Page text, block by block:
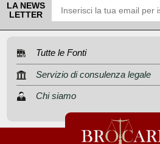
LA NEWS
LETTER
Tutte le Fonti
Servizio di consulenza legale
Chi siamo